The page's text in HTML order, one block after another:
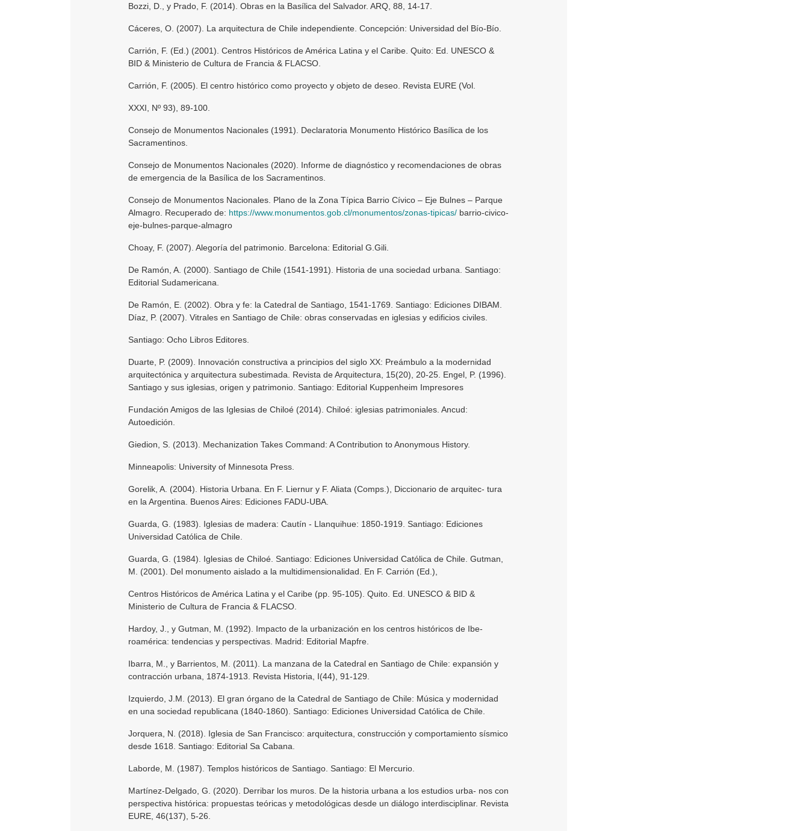
Bozzi, D., y Prado, F. (2014). Obras en la Basílica del Salvador. ARQ, 88, 14-17.
Cáceres, O. (2007). La arquitectura de Chile independiente. Concepción: Universidad del Bío-Bío.
Carrión, F. (Ed.) (2001). Centros Históricos de América Latina y el Caribe. Quito: Ed. UNESCO &
BID & Ministerio de Cultura de Francia & FLACSO.
Carrión, F. (2005). El centro histórico como proyecto y objeto de deseo. Revista EURE (Vol.
XXXI, Nº 93), 89-100.
Consejo de Monumentos Nacionales (1991). Declaratoria Monumento Histórico Basílica de los
Sacramentinos.
Consejo de Monumentos Nacionales (2020). Informe de diagnóstico y recomendaciones de obras
de emergencia de la Basílica de los Sacramentinos.
Consejo de Monumentos Nacionales. Plano de la Zona Típica Barrio Cívico – Eje Bulnes – Parque
Almagro. Recuperado de: https://www.monumentos.gob.cl/monumentos/zonas-tipicas/ barrio-civico-
eje-bulnes-parque-almagro
Choay, F. (2007). Alegoría del patrimonio. Barcelona: Editorial G.Gili.
De Ramón, A. (2000). Santiago de Chile (1541-1991). Historia de una sociedad urbana. Santiago:
Editorial Sudamericana.
De Ramón, E. (2002). Obra y fe: la Catedral de Santiago, 1541-1769. Santiago: Ediciones DIBAM.
Díaz, P. (2007). Vitrales en Santiago de Chile: obras conservadas en iglesias y edificios civiles.
Santiago: Ocho Libros Editores.
Duarte, P. (2009). Innovación constructiva a principios del siglo XX: Preámbulo a la modernidad
arquitectónica y arquitectura subestimada. Revista de Arquitectura, 15(20), 20-25. Engel, P. (1996).
Santiago y sus iglesias, origen y patrimonio. Santiago: Editorial Kuppenheim Impresores
Fundación Amigos de las Iglesias de Chiloé (2014). Chiloé: iglesias patrimoniales. Ancud:
Autoedición.
Giedion, S. (2013). Mechanization Takes Command: A Contribution to Anonymous History.
Minneapolis: University of Minnesota Press.
Gorelik, A. (2004). Historia Urbana. En F. Liernur y F. Aliata (Comps.), Diccionario de arquitec- tura
en la Argentina. Buenos Aires: Ediciones FADU-UBA.
Guarda, G. (1983). Iglesias de madera: Cautín - Llanquihue: 1850-1919. Santiago: Ediciones
Universidad Católica de Chile.
Guarda, G. (1984). Iglesias de Chiloé. Santiago: Ediciones Universidad Católica de Chile. Gutman,
M. (2001). Del monumento aislado a la multidimensionalidad. En F. Carrión (Ed.),
Centros Históricos de América Latina y el Caribe (pp. 95-105). Quito. Ed. UNESCO & BID &
Ministerio de Cultura de Francia & FLACSO.
Hardoy, J., y Gutman, M. (1992). Impacto de la urbanización en los centros históricos de Ibe-
roamérica: tendencias y perspectivas. Madrid: Editorial Mapfre.
Ibarra, M., y Barrientos, M. (2011). La manzana de la Catedral en Santiago de Chile: expansión y
contracción urbana, 1874-1913. Revista Historia, I(44), 91-129.
Izquierdo, J.M. (2013). El gran órgano de la Catedral de Santiago de Chile: Música y modernidad
en una sociedad republicana (1840-1860). Santiago: Ediciones Universidad Católica de Chile.
Jorquera, N. (2018). Iglesia de San Francisco: arquitectura, construcción y comportamiento sísmico
desde 1618. Santiago: Editorial Sa Cabana.
Laborde, M. (1987). Templos históricos de Santiago. Santiago: El Mercurio.
Martínez-Delgado, G. (2020). Derribar los muros. De la historia urbana a los estudios urba- nos con
perspectiva histórica: propuestas teóricas y metodológicas desde un diálogo interdisciplinar. Revista
EURE, 46(137), 5-26.